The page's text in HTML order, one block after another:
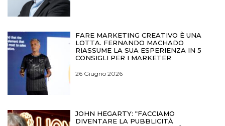
FARE MARKETING CREATIVO È UNA
LOTTA. FERNANDO MACHADO
RIASSUME LA SUA ESPERIENZA IN 5
CONSIGLI PER I MARKETER
26 Giugno 2026
JOHN HEGARTY: “FACCIAMO
DIVENTARE LA PUBBLICITÀ